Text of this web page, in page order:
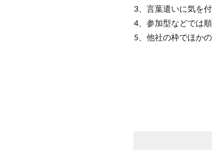
3、言葉遣いに気を付
4、参加型などでは
5、他社の枠でほか